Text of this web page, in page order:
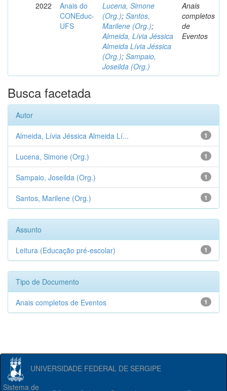
2022
Anais do
CONEduc-
UFS
Lucena, Simone
(Org.); Santos,
Marilene (Org.);
Almeida, Lívia Jéssica
Almeida Lívia Jéssica
(Org.); Sampaio,
Joseilda (Org.)
Anais
completos
de
Eventos
Busca facetada
Autor
1
Almeida, Lívia Jéssica Almeida Lí...
1
Lucena, Simone (Org.)
1
Sampaio, Joseilda (Org.)
1
Santos, Marilene (Org.)
Assunto
1
Leitura (Educação pré-escolar)
Tipo de Documento
1
Anais completos de Eventos
UNIVERSIDADE FEDERAL DE SERGIPE
Sistema de